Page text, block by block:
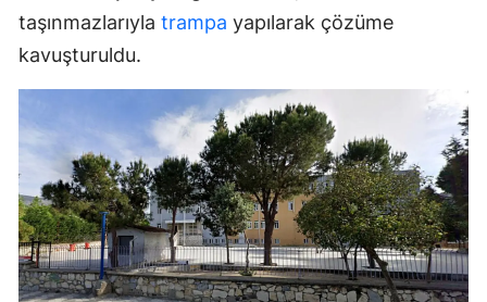
taşınmazlarıyla trampa yapılarak çözüme
kavuşturuldu.